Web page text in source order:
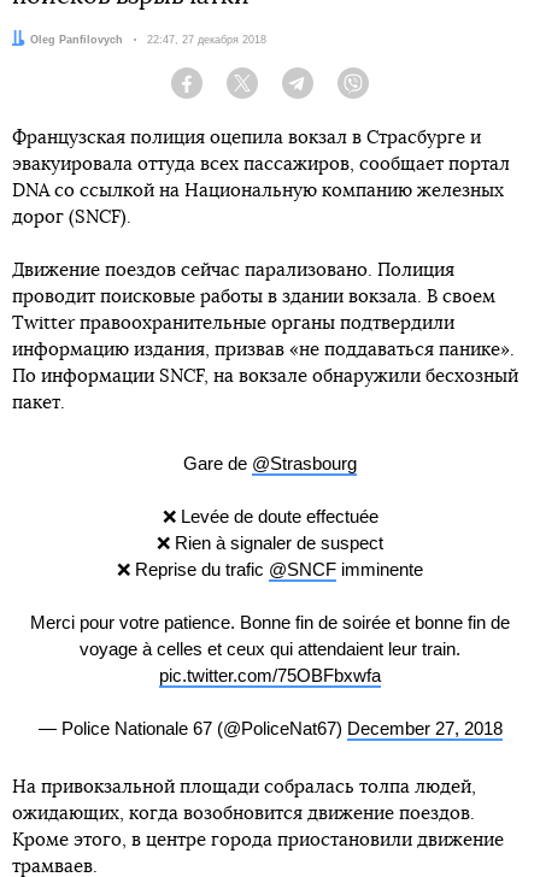
Автор:
Oleg Panfilovych Дата:
22:47, 27 декабря 2018
Facebook Twitter Telegram
Французская полиция оцепила вокзал в Страсбурге и
эвакуировала оттуда всех пассажиров, сообщает портал
DNA со ссылкой на Национальную компанию железных
дорог (SNCF).
Движение поездов сейчас парализовано. Полиция
проводит поисковые работы в здании вокзала. В своем
Twitter правоохранительные органы подтвердили
информацию издания, призвав «не поддаваться панике».
По информации SNCF, на вокзале обнаружили бесхозный
пакет.
Gare de @Strasbourg
❌ Levée de doute effectuée
❌ Rien à signaler de suspect
❌ Reprise du trafic @SNCF imminente
Merci pour votre patience. Bonne fin de soirée et bonne fin de
voyage à celles et ceux qui attendaient leur train.
pic.twitter.com/75OBFbxwfa
— Police Nationale 67 (@PoliceNat67) December 27, 2018
На привокзальной площади собралась толпа людей,
ожидающих, когда возобновится движение поездов.
Кроме этого, в центре города приостановили движение
трамваев.